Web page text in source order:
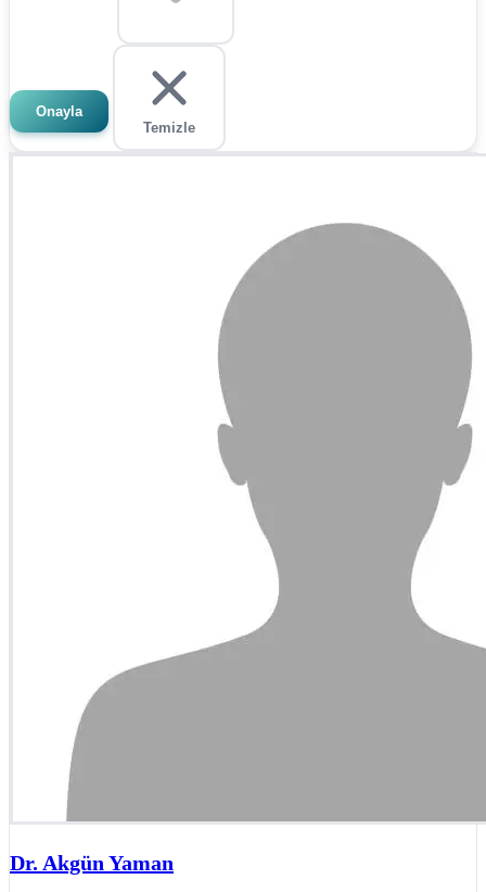
Onayla
Temizle
Dr. Akgün Yaman